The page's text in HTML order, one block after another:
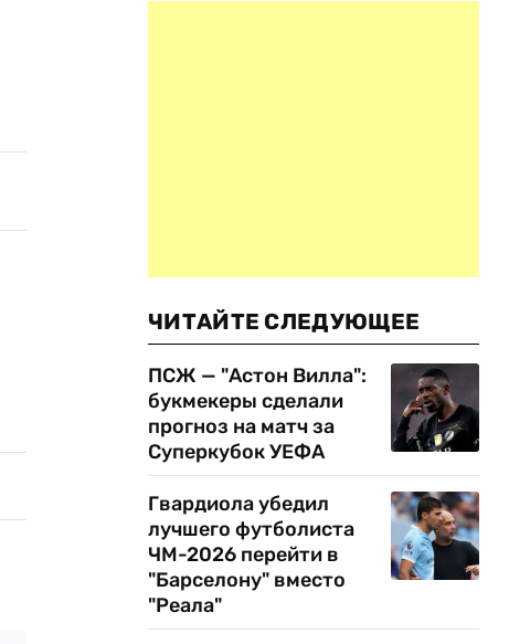
ЧИТАЙТЕ СЛЕДУЮЩЕЕ
ПСЖ — "Астон Вилла":
букмекеры сделали
прогноз на матч за
Суперкубок УЕФА
Гвардиола убедил
лучшего футболиста
ЧМ-2026 перейти в
"Барселону" вместо
"Реала"